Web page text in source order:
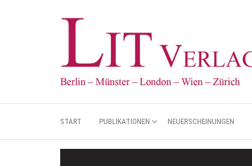
START PUBLIKATIONEN NEUERSCHEINUNGEN